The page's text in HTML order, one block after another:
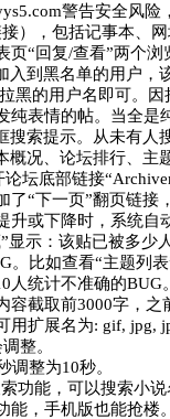
警告安全风险
），包括记事本、
“回复/查看”两个
入到黑名单的用户
黑的用户名即可。
纯表情的帖。当全
搜索提示。从未有人
概况、论坛排行、主
坛底部链接
了“下一页”翻页链接
升或下降时，系统自
示：该贴已被多少
。比如查看“主题列
人统计不准确的
截取前3000字，之
用扩展名为: gif,
整。
调整为10秒。
功能，可以搜索小说
能，手机版也能抢